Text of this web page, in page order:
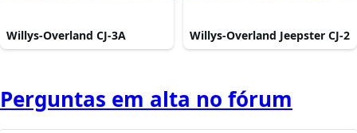
Willys-Overland CJ-3A Willys-Overland Jeepster CJ-2
Perguntas em alta no fórum